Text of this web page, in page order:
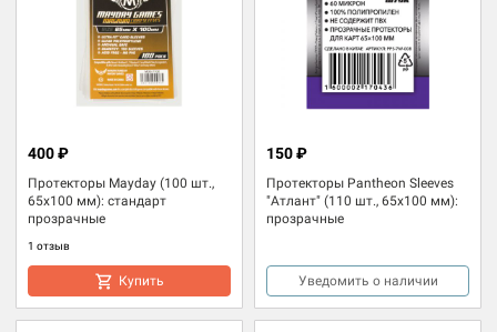
Протекторы Mayday (100 шт.,
65x100 мм): стандарт
прозрачные
1 отзыв
400 ₽
Купить
Протекторы Pantheon Sleeves
"Атлант" (110 шт., 65x100 мм):
прозрачные
150 ₽
Уведомить о наличии